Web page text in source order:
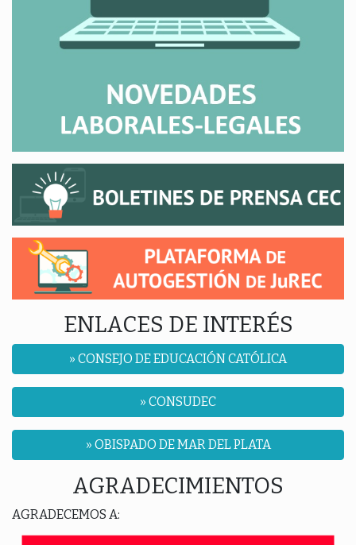
ENLACES DE INTERÉS
» CONSEJO DE EDUCACIÓN CATÓLICA
» CONSUDEC
» OBISPADO DE MAR DEL PLATA
AGRADECIMIENTOS
AGRADECEMOS A: